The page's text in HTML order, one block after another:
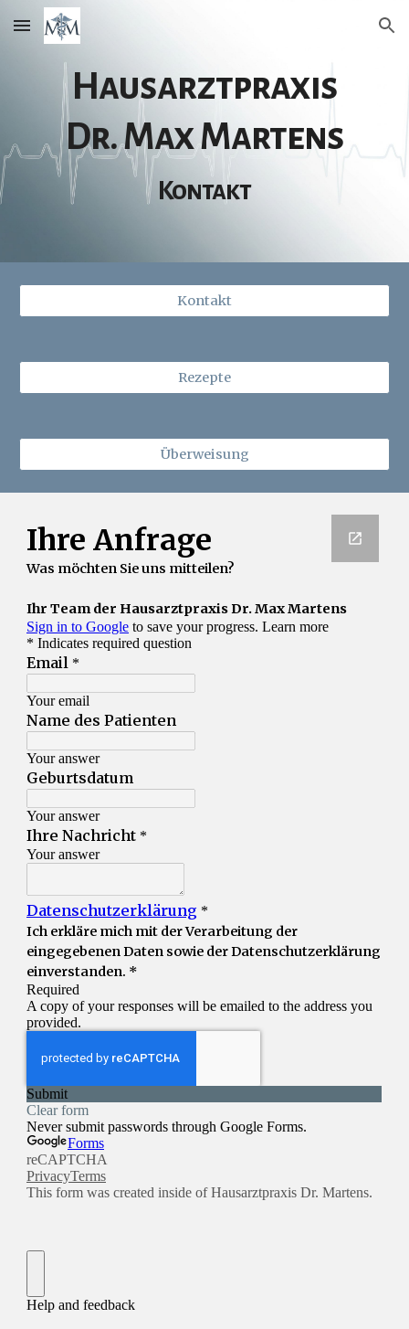
Skip to main content Skip to navigation
Hausarztpraxis
Dr. Max Martens
Kontakt
Kontakt
Rezepte
Überweisung